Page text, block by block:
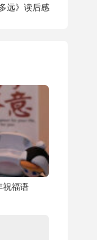
远》读后感
祝福语